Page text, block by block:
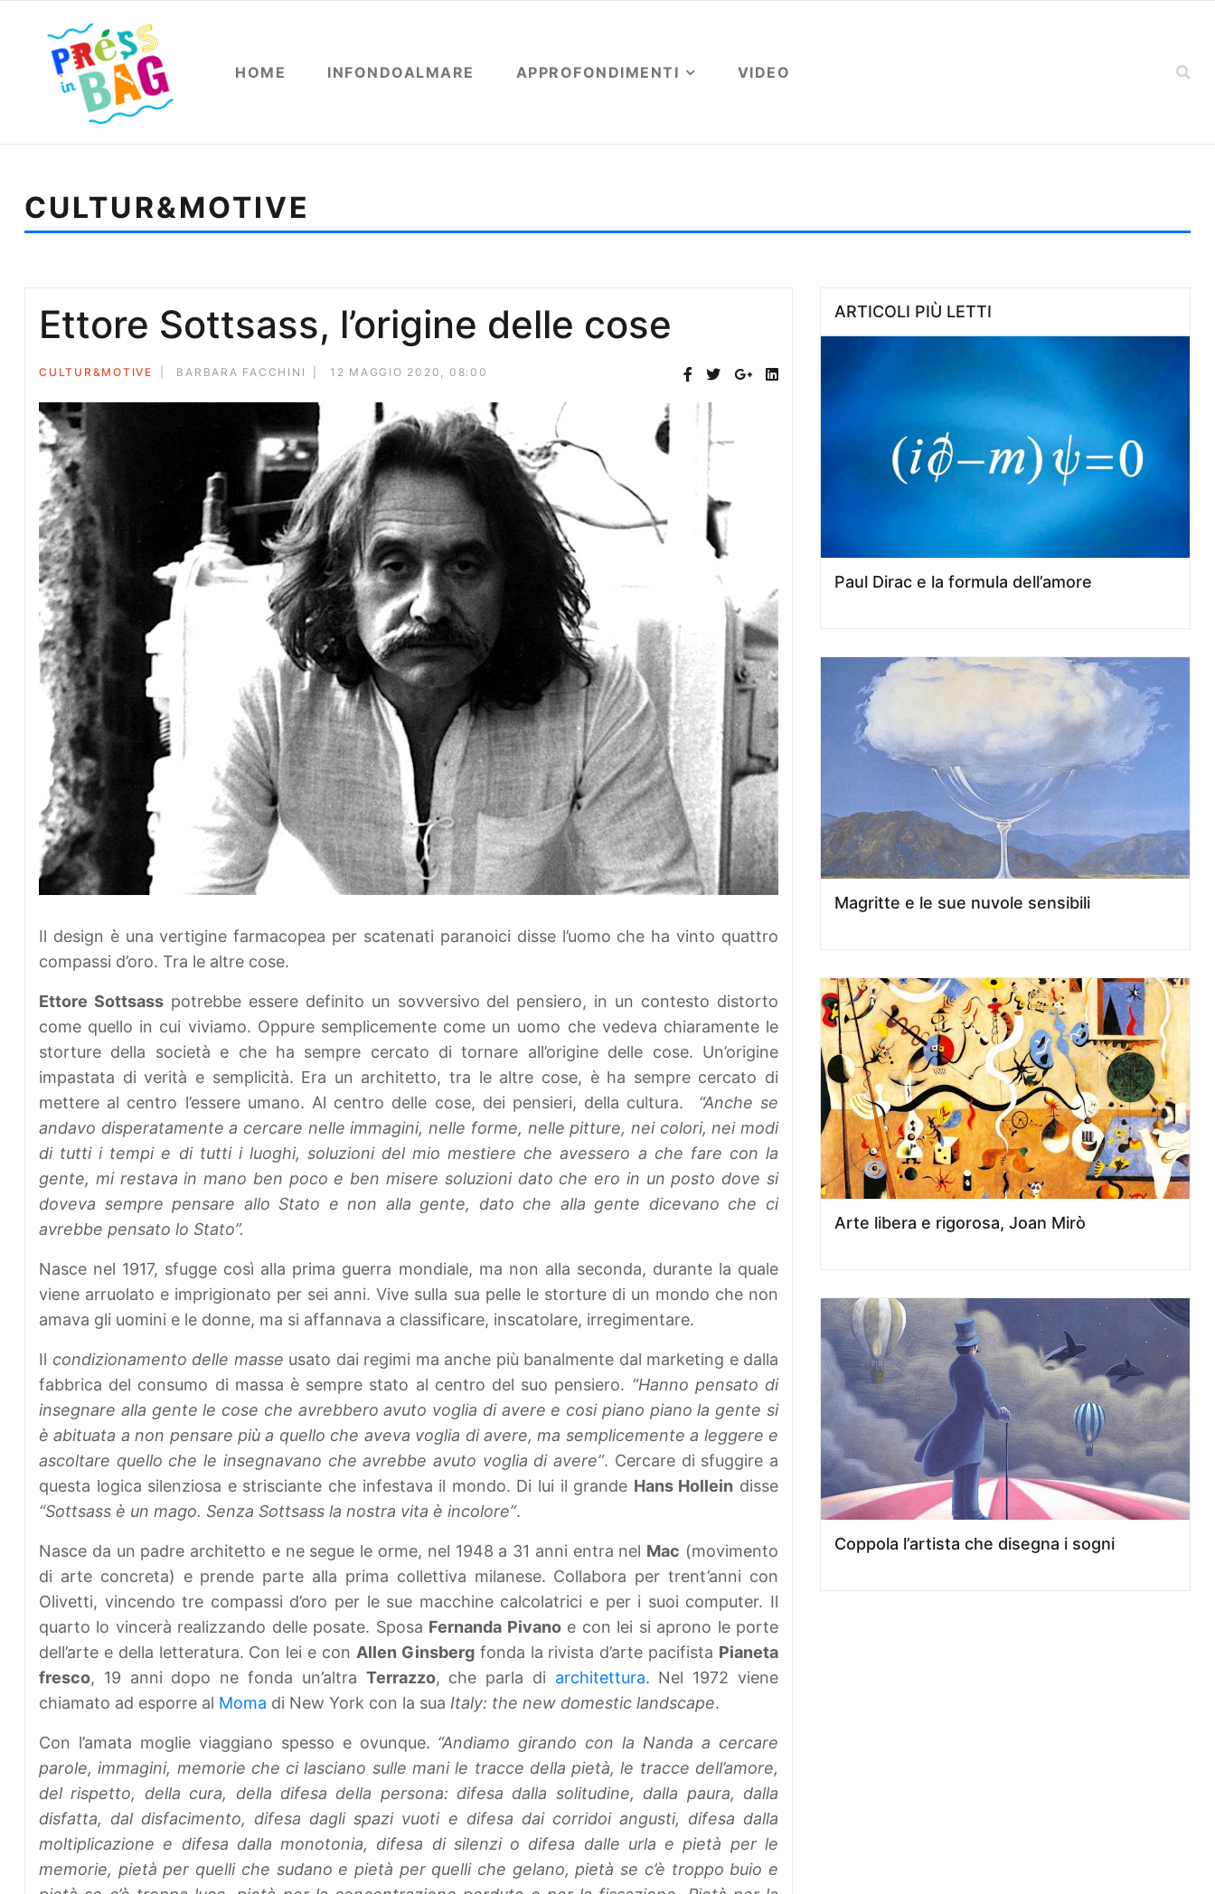
HOME INFONDOALMARE APPROFONDIMENTI VIDEO
CULTUR&MOTIVE
Ettore Sottsass, l’origine delle cose
CULTUR&MOTIVE BARBARA FACCHINI 12 MAGGIO 2020, 08:00
Il design è una vertigine farmacopea per scatenati paranoici disse l’uomo che ha vinto quattro
compassi d’oro. Tra le altre cose.
Ettore Sottsasspotrebbe essere definito un sovversivo del pensiero, in un contesto distorto
come quello in cui viviamo. Oppure semplicemente come un uomo che vedeva chiaramente le
storture della società e che ha sempre cercato di tornare all’origine delle cose. Un’origine
impastata di verità e semplicità. Era un architetto, tra le altre cose, è ha sempre cercato di
mettere al centro l’essere umano. Al centro delle cose, dei pensieri, della cultura. “Anche se
andavo disperatamente a cercare nelle immagini, nelle forme, nelle pitture, nei colori, nei modi
di tutti i tempi e di tutti i luoghi, soluzioni del mio mestiere che avessero a che fare con la
gente, mi restava in mano ben poco e ben misere soluzioni dato che ero in un posto dove si
doveva sempre pensare allo Stato e non alla gente, dato che alla gente dicevano che ci
avrebbe pensato lo Stato”.
Nasce nel 1917, sfugge così alla prima guerra mondiale, ma non alla seconda, durante la quale
viene arruolato e imprigionato per sei anni. Vive sulla sua pelle le storture di un mondo che non
amava gli uomini e le donne, ma si affannava a classificare, inscatolare, irregimentare.
Il condizionamento delle masse usato dai regimi ma anche più banalmente dal marketing e dalla
fabbrica del consumo di massa è sempre stato al centro del suo pensiero. “Hanno pensato di
insegnare alla gente le cose che avrebbero avuto voglia di avere e cosi piano piano la gente si
è abituata a non pensare più a quello che aveva voglia di avere, ma semplicemente a leggere e
ascoltare quello che le insegnavano che avrebbe avuto voglia di avere”. Cercare di sfuggire a
questa logica silenziosa e strisciante che infestava il mondo. Di lui il grande Hans Hollein disse
“Sottsass è un mago. Senza Sottsass la nostra vita è incolore”.
Nasce da un padre architetto e ne segue le orme, nel 1948 a 31 anni entra nel Mac (movimento
di arte concreta) e prende parte alla prima collettiva milanese. Collabora per trent’anni con
Olivetti, vincendo tre compassi d’oro per le sue macchine calcolatrici e per i suoi computer. Il
quarto lo vincerà realizzando delle posate. Sposa Fernanda Pivanoe con lei si aprono le porte
dell’arte e della letteratura. Con lei e con Allen Ginsbergfonda la rivista d’arte pacifista Pianeta
fresco, 19 anni dopo ne fonda un’altra Terrazzo, che parla di architettura. Nel 1972 viene
chiamato ad esporre al Moma di New York con la sua Italy: the new domestic landscape.
Con l’amata moglie viaggiano spesso e ovunque. “Andiamo girando con la Nanda a cercare
parole, immagini, memorie che ci lasciano sulle mani le tracce della pietà, le tracce dell’amore,
del rispetto, della cura, della difesa della persona: difesa dalla solitudine, dalla paura, dalla
disfatta, dal disfacimento, difesa dagli spazi vuoti e difesa dai corridoi angusti, difesa dalla
moltiplicazione e difesa dalla monotonia, difesa di silenzi o difesa dalle urla e pietà per le
memorie, pietà per quelli che sudano e pietà per quelli che gelano, pietà se c’è troppo buio e
ARTICOLI PIÙ LETTI
Paul Dirac e la formula dell’amore
Magritte e le sue nuvole sensibili
Arte libera e rigorosa, Joan Mirò
Coppola l’artista che disegna i sogni